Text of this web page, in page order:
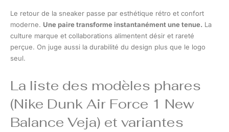
Le retour de la sneaker passe par esthétique rétro et confort
moderne. Une paire transforme instantanément une tenue. La
culture marque et collaborations alimentent désir et rareté
perçue. On juge aussi la durabilité du design plus que le logo
seul.
La liste des modèles phares
(Nike Dunk Air Force 1 New
Balance Veja) et variantes